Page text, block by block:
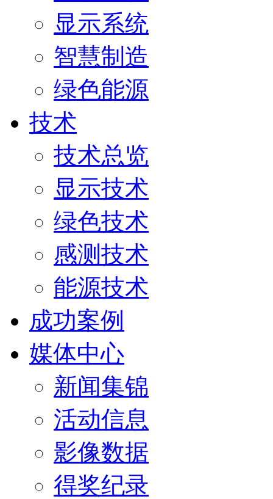
显示系统
智慧制造
绿色能源
技术
技术总览
显示技术
绿色技术
感测技术
能源技术
成功案例
媒体中心
新闻集锦
活动信息
影像数据
得奖纪录